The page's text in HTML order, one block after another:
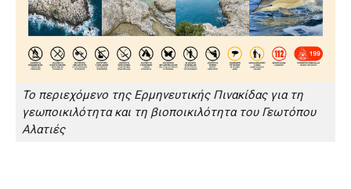
Το περιεχόμενο της Ερμηνευτικής Πινακίδας για τη
γεωποικιλότητα και τη βιοποικιλότητα του Γεωτόπου
Αλατιές